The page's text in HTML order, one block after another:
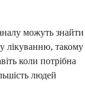
можуть знайти
лікуванню, такому
коли потрібна
людей